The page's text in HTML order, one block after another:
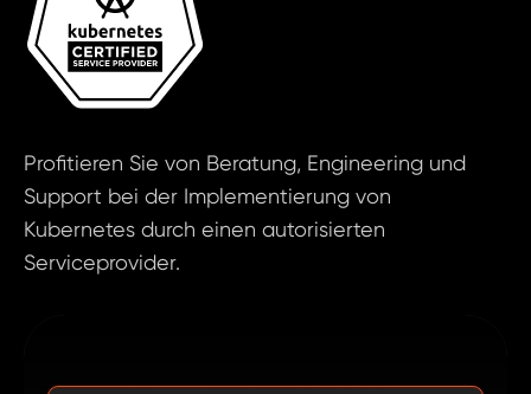
Profitieren Sie von Beratung, Engineering und
Support bei der Implementierung von
Kubernetes durch einen autorisierten
Serviceprovider.